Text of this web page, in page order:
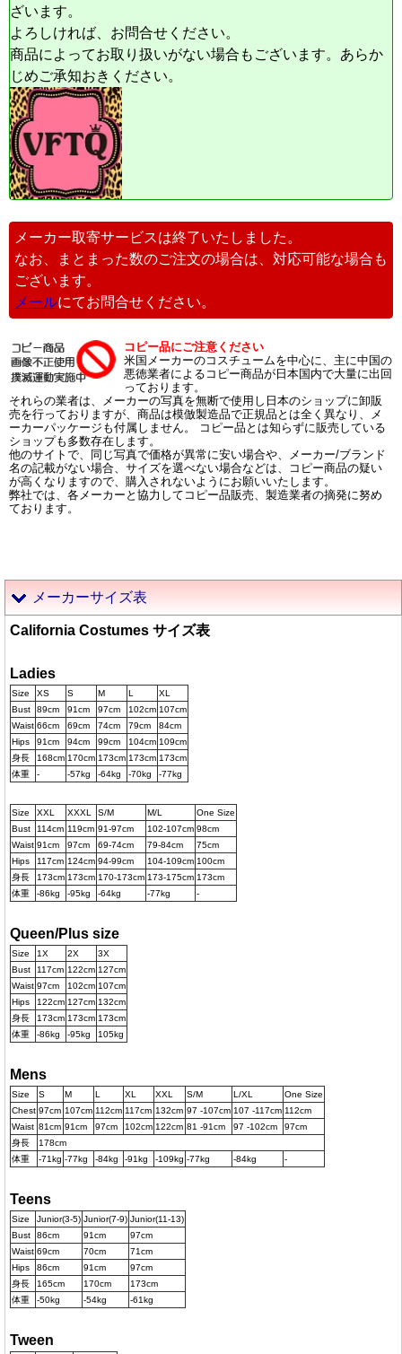
ざいます。
よろしければ、お問合せください。
商品によってお取り扱いがない場合もございます。あらか
じめご承知おきください。
メーカー取寄サービスは終了いたしました。
なお、まとまった数のご注文の場合は、対応可能な場合も
ございます。
メールにてお問合せください。
コピー品にご注意ください
米国メーカーのコスチュームを中心に、主に中国の
悪徳業者によるコピー商品が日本国内で大量に出回
っております。
それらの業者は、メーカーの写真を無断で使用し日本のショップに卸販
売を行っておりますが、商品は模倣製造品で正規品とは全く異なり、メ
ーカーパッケージも付属しません。 コピー品とは知らずに販売している
ショップも多数存在します。
他のサイトで、同じ写真で価格が異常に安い場合や、メーカー/ブランド
名の記載がない場合、サイズを選べない場合などは、コピー商品の疑い
が高くなりますので、購入されないようにお願いいたします。
弊社では、各メーカーと協力してコピー品販売、製造業者の摘発に努め
ております。
メーカーサイズ表
California Costumes サイズ表
Ladies
Size XS S M L
XL
Bust
89cm 91cm 97cm 102cm 107cm
Waist 66cm 69cm 74cm 79cm
84cm
Hips
91cm 94cm 99cm 104cm 109cm
身長
168cm 170cm 173cm 173cm 173cm
体重
- -57kg -64kg -70kg -77kg
Size XXL XXXL S/M M/L
One Size
Bust
114cm 119cm 91-97cm 102-107cm 98cm
Waist 91cm 97cm 69-74cm 79-84cm
75cm
Hips
117cm 124cm 94-99cm 104-109cm 100cm
身長
173cm 173cm 170-173cm 173-175cm 173cm
体重
-86kg -95kg -64kg -77kg -
Queen/Plus size
Size 1X 2X
3X
Bust
117cm 122cm 127cm
Waist 97cm 102cm 107cm
Hips
122cm 127cm 132cm
身長
173cm 173cm 173cm
体重
-86kg -95kg 105kg
Mens
Size S M L XL XXL S/M L/XL
One Size
Chest 97cm 107cm 112cm 117cm 132cm 97 -107cm 107 -117cm 112cm
Waist 81cm 91cm 97cm 102cm 122cm 81 -91cm 97 -102cm
97cm
身長
178cm
体重
-71kg -77kg -84kg -91kg -109kg -77kg -84kg -
Teens
Size Junior(3-5) Junior(7-9) Junior(11-13)
Bust
86cm 91cm
97cm
Waist 69cm 70cm
71cm
Hips
86cm 91cm
97cm
身長
165cm 170cm
173cm
体重
-50kg -54kg -61kg
Tween